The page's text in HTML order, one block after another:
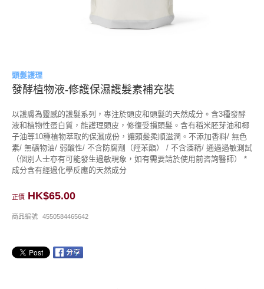
頭髮護理
發酵植物液-修護保濕護髮素補充裝
以護膚為靈感的護髮系列，專注於頭皮和頭髮的天然成分。含3種發酵
液和植物性蛋白質，能護理頭皮，修復受損頭髮。含有稻米胚芽油和椰
子油等10種植物萃取的保濕成份，讓頭髮柔順滋潤。不添加香料/ 無色
素/ 無礦物油/ 弱酸性/ 不含防腐劑（羥苯酯） / 不含酒精/ 通過過敏測試
（個別人士亦有可能發生過敏現象，如有需要請於使用前咨詢醫師） *
成分含有經過化學反應的天然成分
正價 HK$65.00
商品編號 4550584465642